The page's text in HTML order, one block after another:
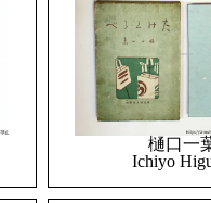
樋口一
Ichiyo